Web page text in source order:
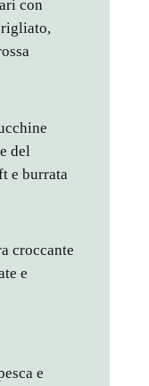
con
del
e burrata
croccante
e
e